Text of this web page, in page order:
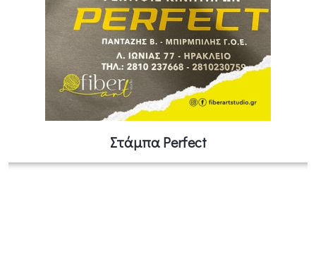
Στάμπα Perfect